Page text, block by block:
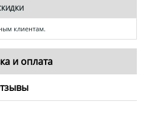
клиентам.
и оплата